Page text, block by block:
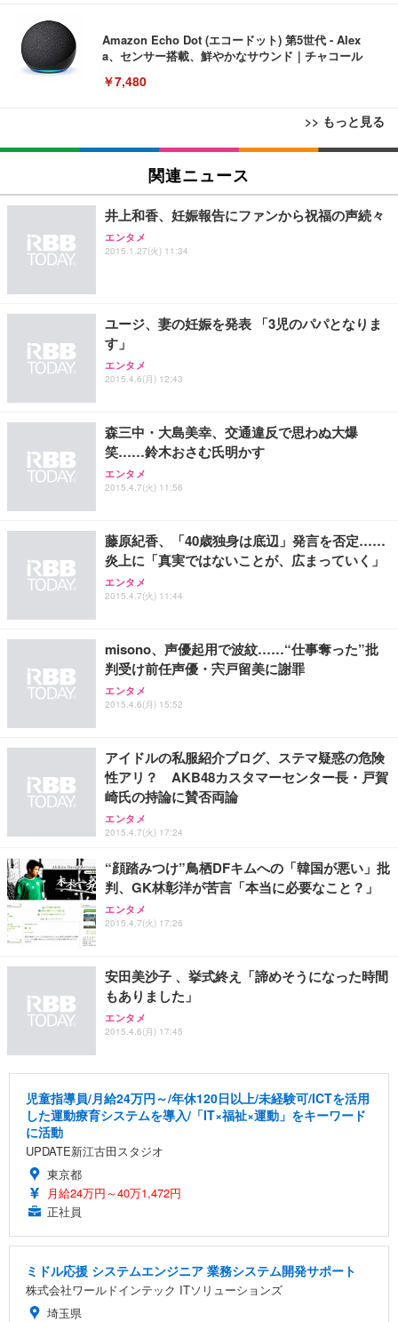
Amazon Echo Dot (エコードット) 第5世代 - Alex
a、センサー搭載、鮮やかなサウンド｜チャコール
￥7,480
>> もっと見る
[EdoErgo] オフィスチェア 椅子 テレワーク 疲れな
い 跳ね上げ式アームレスト コンパクト 約105度ロッ
キング pc 事務椅子 360度回転 座面昇降 強化ナイロ
ン樹脂ベース 通気性メッシュ 在宅ワーク H-WY01
(黒網+黒枠+黒足)
￥5,699
Sezlife オフィスチェア デスクチェア 疲れない テレ
ワーク チェア 強化バックレスト 30度ロッキング機
ョン PCチェア 通気性メッシュ ゲーミング/勉強/事
務用 おしゃれ パソコンチェア (ブラック)
￥7,680
Sezlife オフィスチェア デスクチェア 疲れない テレ
ワーク チェア 強化バックレスト 30度ロッキング機
ョン PCチェア 通気性メッシュ ゲーミング/勉強/事
務用 おしゃれ パソコンチェア (ホワイト)
ANDWINT オフィスチェア デスクチェア 肘なし メ
ッシュ 通気性 ランバーサポート付き 腰サポート ガ
ス圧無段階昇降 360度回転 キャスター付き コンパク
EIZO ビジネス向けプレミアムモニター | FlexScan
EV3240X-WT | 31.5型4K UHD・USB Type-C・ホワ
￥105,595
EIZO ビジネス向けプレミアムモニター | FlexScan
￥109,572
【純正品】27"ゲーミングモニター DualSense 充電
フック付き（CFI-ZDM1J）
【整備済み品】Dell E2724HS 27インチ 液晶モニタ
ー フルHD（1920×1080）VA 非光沢 HDMI/DisplayP
【MiniLED/24.5inch/280Hz/FHD】GRAPHT THE S
HOOTER Gaming Monitor 24” Essential ゲーミン
グモニター QD 24.5インチ 1ms FHD 量子ドット 残
Amazonベーシック ペットシーツ 薄型 レギュラー 1
回使い捨て 無香料 ホワイト 300枚
￥3,373
ネオ・ルーライフ ネオ・オムツ L 中型犬用 26枚入
Smart Basic(スマートベーシック) 【Amazon.co.jp
限定】 Smart Basic アイリスオーヤマ ペットシーツ
アイリスオーヤマ ペットシーツ 超厚型 お徳用 レギ
ュラー 200枚入【Amazon.co.jp限定】
関連ニュース
井上和香、妊娠報告にファンから祝福の声続々
エンタメ
2015.1.27(火) 11:34
ユージ、妻の妊娠を発表 「3児のパパとなりま
す」
エンタメ
2015.4.6(月) 12:43
森三中・大島美幸、交通違反で思わぬ大爆
笑……鈴木おさむ氏明かす
エンタメ
2015.4.7(火) 11:56
藤原紀香、「40歳独身は底辺」発言を否定……
炎上に「真実ではないことが、広まっていく」
エンタメ
2015.4.7(火) 11:44
misono、声優起用で波紋……“仕事奪った”批
判受け前任声優・宍戸留美に謝罪
エンタメ
2015.4.6(月) 15:52
アイドルの私服紹介ブログ、ステマ疑惑の危険
性アリ？ AKB48カスタマーセンター長・戸賀
崎氏の持論に賛否両論
エンタメ
2015.4.7(火) 17:24
“顔踏みつけ”鳥栖DFキムへの「韓国が悪い」批
判、GK林彰洋が苦言「本当に必要なこと？」
エンタメ
2015.4.7(火) 17:26
安田美沙子 、挙式終え「諦めそうになった時間
もありました」
エンタメ
2015.4.6(月) 17:45
児童指導員/月給24万円～/年休120日以上/未経験可/ICTを活用
した運動療育システムを導入/「IT×福祉×運動」をキーワード
に活動
UPDATE新江古田スタジオ
東京都
月給24万円～40万1,472円
正社員
ミドル応援 システムエンジニア 業務システム開発サポート
株式会社ワールドインテック ITソリューションズ
埼玉県